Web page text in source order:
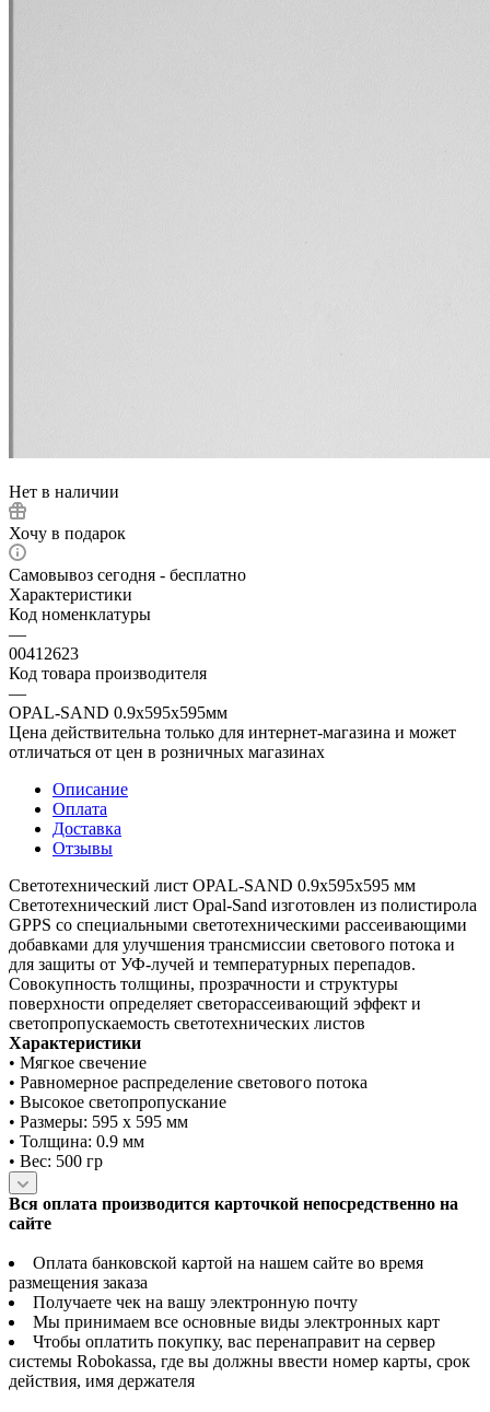
Нет в наличии
Хочу в подарок
Самовывоз сегодня - бесплатно
Характеристики
Код номенклатуры
—
00412623
Код товара производителя
—
OPAL-SAND 0.9x595x595мм
Цена действительна только для интернет-магазина и может
отличаться от цен в розничных магазинах
Описание
Оплата
Доставка
Отзывы
Светотехнический лист OPAL-SAND 0.9x595x595 мм
Светотехнический лист Opal-Sand изготовлен из полистирола
GPPS со специальными светотехническими рассеивающими
добавками для улучшения трансмиссии светового потока и
для защиты от УФ-лучей и температурных перепадов.
Совокупность толщины, прозрачности и структуры
поверхности определяет светорассеивающий эффект и
светопропускаемость светотехнических листов
Характеристики
• Мягкое свечение
• Равномерное распределение светового потока
• Высокое светопропускание
• Размеры: 595 х 595 мм
• Толщина: 0.9 мм
• Вес: 500 гр
Вся оплата производится карточкой непосредственно на
сайте
Оплата банковской картой на нашем сайте во время
размещения заказа
Получаете чек на вашу электронную почту
Мы принимаем все основные виды электронных карт
Чтобы оплатить покупку, вас перенаправит на сервер
системы Robokassa, где вы должны ввести номер карты, срок
действия, имя держателя